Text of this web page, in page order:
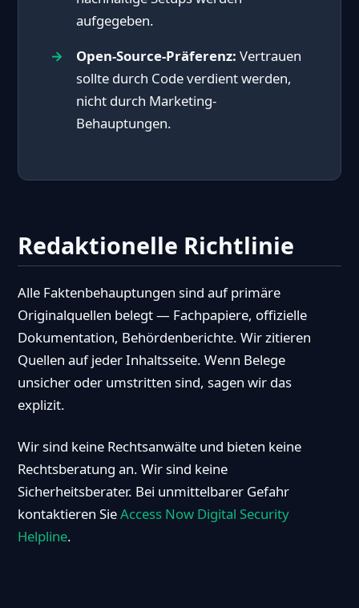
aufgegeben.
Open-Source-Präferenz: Vertrauen
sollte durch Code verdient werden,
nicht durch Marketing-
Behauptungen.
Redaktionelle Richtlinie
Alle Faktenbehauptungen sind auf primäre
Originalquellen belegt — Fachpapiere, offizielle
Dokumentation, Behördenberichte. Wir zitieren
Quellen auf jeder Inhaltsseite. Wenn Belege
unsicher oder umstritten sind, sagen wir das
explizit.
Wir sind keine Rechtsanwälte und bieten keine
Rechtsberatung an. Wir sind keine
Sicherheitsberater. Bei unmittelbarer Gefahr
kontaktieren SieAccess Now Digital Security
Helpline.